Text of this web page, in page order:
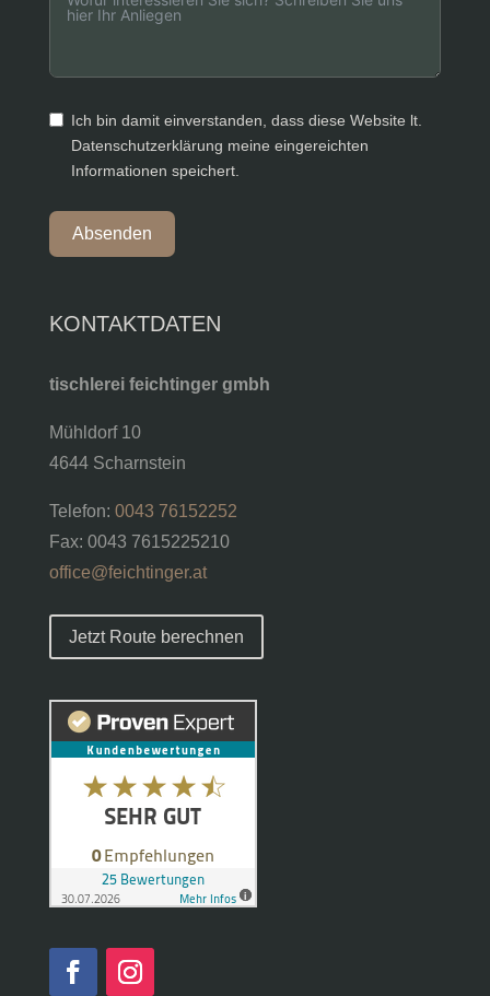
Ich bin damit einverstanden, dass diese Website lt.
Datenschutzerklärung meine eingereichten
Informationen speichert.
Absenden
KONTAKTDATEN
tischlerei feichtinger gmbh
Mühldorf 10
4644 Scharnstein
Telefon: 0043 76152252
Fax: 0043 7615225210
office@feichtinger.at
Jetzt Route berechnen